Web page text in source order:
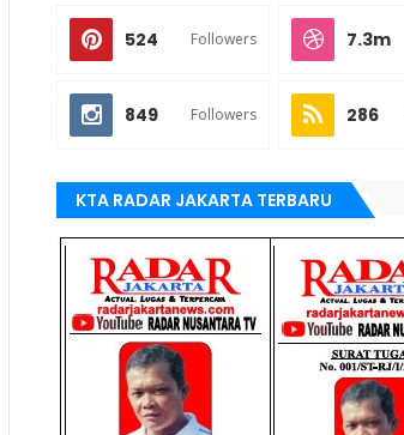
524 Followers 7.3m
849 Followers 286
KTA RADAR JAKARTA TERBARU